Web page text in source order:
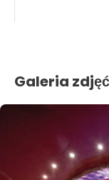
Galeria zdjęć